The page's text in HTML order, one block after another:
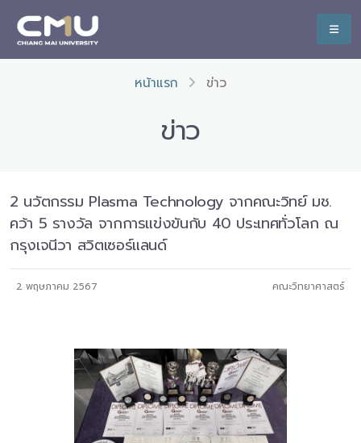
หน้าแรก ข่าว
ข่าว
2 นวัตกรรม Plasma Technology จากคณะวิทย์ มช.
คว้า 5 รางวัล จากการแข่งขันกับ 40 ประเทศทั่วโลก ณ
กรุงเจนีวา สวิตเซอร์แลนด์
2 พฤษภาคม 2567 คณะวิทยาศาสตร์